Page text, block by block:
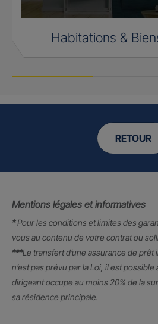
Habitations &
RETOUR
Mentions légales et informatives
*Pour les conditions et limites des
vous au contenu de votre contrat ou
***Le transfert d’une assurance de
n’est pas prévu par la Loi, il est
dirigeant occupe au moins 20% de la
sa résidence principale.